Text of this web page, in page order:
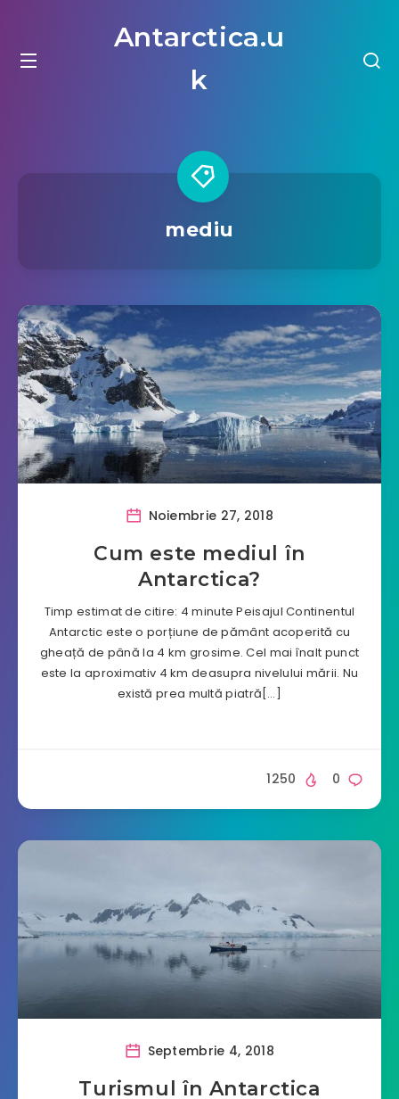
Antarctica.u
k
mediu
Noiembrie 27, 2018
Cum este mediul în
Antarctica?
Timp estimat de citire: 4 minute Peisajul Continentul
Antarctic este o porțiune de pământ acoperită cu
gheață de până la 4 km grosime. Cel mai înalt punct
este la aproximativ 4 km deasupra nivelului mării. Nu
există prea multă piatră[…]
0
1250
Septembrie 4, 2018
Turismul în Antarctica